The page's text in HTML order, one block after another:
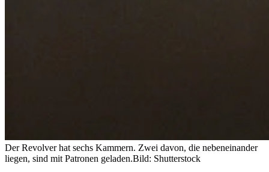
Der Revolver hat sechs Kammern. Zwei davon, die nebeneinander
liegen, sind mit Patronen geladen.Bild: Shutterstock